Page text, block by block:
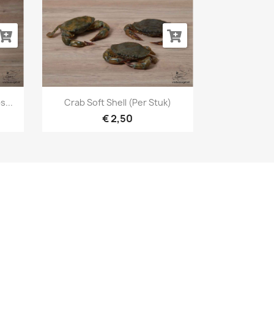
Snel bekijken
Crab Soft Shell (per Stuk)
€ 2,50